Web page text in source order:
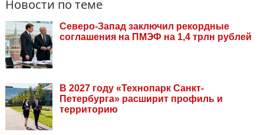
Новости по теме
Северо-Запад заключил рекордные
соглашения на ПМЭФ на 1,4 трлн рублей
В 2027 году «Технопарк Санкт-
Петербурга» расширит профиль и
территорию